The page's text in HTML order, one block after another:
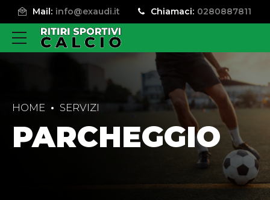
Mail: info@exaudi.it Chiamaci: 0280887811
HOME SERVIZI
PARCHEGGIO